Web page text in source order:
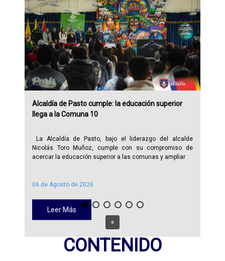
06 de Agosto de 2026
Leer Más
Alcaldía de Pasto cumple: la educación superior
llega a la Comuna 10
La Alcaldía de Pasto, bajo el liderazgo del alcalde
Nicolás Toro Muñoz, cumple con su compromiso de
acercar la educación superior a las comunas y ampliar
CONTENIDO